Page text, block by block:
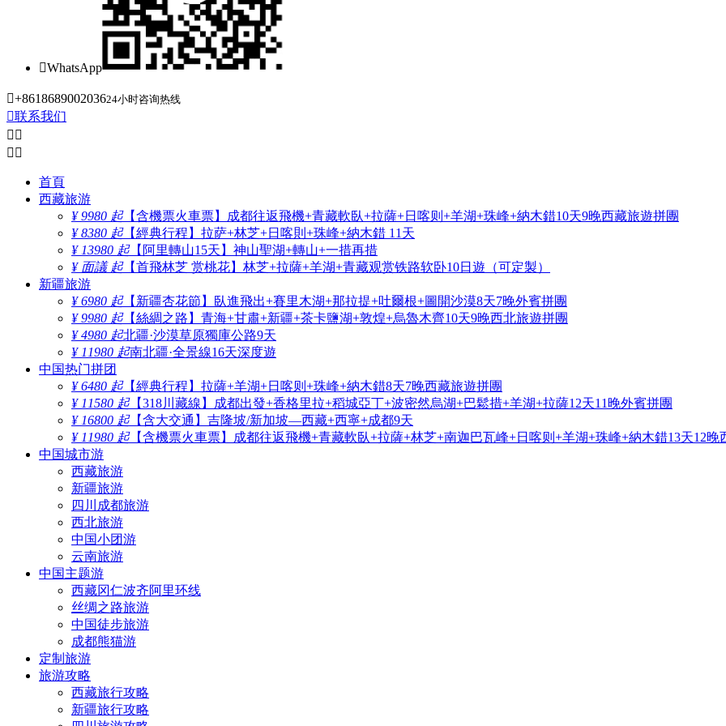
WhatsApp
+861868900203624小时咨询热线
联系我们
 
 
首頁
西藏旅游
¥ 9980 起【含機票火車票】成都往返飛機+青藏軟臥+拉薩+日喀则+羊湖+珠峰+納木錯10天9晚西藏旅遊拼團
¥ 8380 起【經典行程】拉萨+林芝+日喀則+珠峰+納木錯 11天
¥ 13980 起【阿里轉山15天】神山聖湖+轉山+一措再措
¥ 面議 起【首飛林芝 赏桃花】林芝+拉薩+羊湖+青藏观赏铁路软卧10日遊（可定製）
新疆旅游
¥ 6980 起【新疆杏花節】臥進飛出+賽里木湖+那拉提+吐爾根+圖開沙漠8天7晚外賓拼團
¥ 9980 起【絲綢之路】青海+甘肅+新疆+茶卡鹽湖+敦煌+烏魯木齊10天9晚西北旅遊拼團
¥ 4980 起北疆·沙漠草原獨庫公路9天
¥ 11980 起南北疆·全景線16天深度遊
中国热门拼团
¥ 6480 起【經典行程】拉薩+羊湖+日喀则+珠峰+納木錯8天7晚西藏旅遊拼團
¥ 11580 起【318川藏線】成都出發+香格里拉+稻城亞丁+波密然烏湖+巴鬆措+羊湖+拉薩12天11晚外賓拼團
¥ 16800 起【含大交通】吉隆坡/新加坡—西藏+西寧+成都9天
¥ 11980 起【含機票火車票】成都往返飛機+青藏軟臥+拉薩+林芝+南迦巴瓦峰+日喀则+羊湖+珠峰+納木錯13天12晚
中国城市游
西藏旅游
新疆旅游
四川成都旅游
西北旅游
中国小团游
云南旅游
中国主题游
西藏冈仁波齐阿里环线
丝绸之路旅游
中国徒步旅游
成都熊猫游
定制旅游
旅游攻略
西藏旅行攻略
新疆旅行攻略